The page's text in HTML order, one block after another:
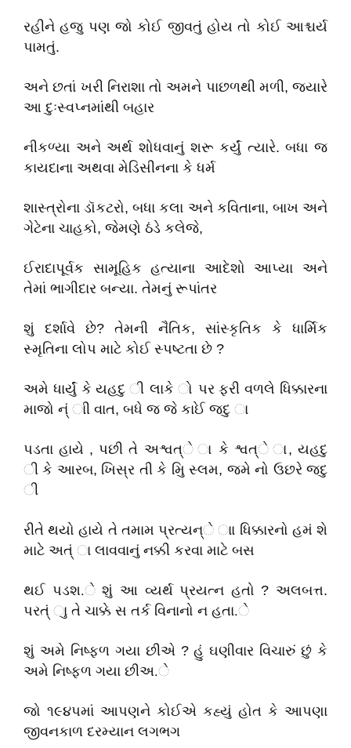
રહીને હજુ પણ જો કોઈ જીવતું હોય તો કોઈ આશ્ચર્ય
પામતું.
અને છતાં ખરી નિરાશા તો અમને પાછળથી મળી, જયારે
આ દુઃસ્વપ્નમાંથી બહાર
નીકળ્યા અને અર્થ શોધવાનું શરૂ કર્યું ત્યારે. બધા જ
કાયદાના અથવા મેડિસીનના કે ધર્મ
શાસ્ત્રોના ડૉકટરો, બધા કલા અને કવિતાના, બાખ અને
ગેટેના ચાહકો, જેમણે ઠંડે કલેજે,
ઈરાદાપૂર્વક સામૂહિક હત્યાના આદેશો આપ્યા અને
તેમાં ભાગીદાર બન્યા. તેમનું રૂપાંતર
શું દર્શાવે છે? તેમની નૈતિક, સાંસ્કૃતિક કે ધાર્મિક
સ્મૃતિના લોપ માટે કોઈ સ્પષ્ટતા છે ?
અમે ધાર્યું કે યહદુ ી લાકે ો પર ફરી વળલે ધિક્કારના
માજો ન્ં ાી વાત, બધે જ જે કાઈે જદુ ા
પડતા હાયે , પછી તે અશ્વત્ે ા કે શ્વત્ે ા, યહદુ
ી કે આરબ, ખિસ્ર તી કે મિુ સ્લમ, જમે નો ઉછરે જદુ
ી
રીતે થયો હાયે તે તમામ પ્રત્યન્ે ાા ધિક્કારનો હમં શે
માટે અત્ં ા લાવવાનું નક્કી કરવા માટે બસ
થઈ પડશ.ે શું આ વ્યર્થ પ્રયત્ન હતો ? અલબત્ત.
પરત્ં ાુ તે ચાક્કે સ તર્ક વિનાનો ન હતા.ે
શું અમે નિષ્ફળ ગયા છીએ ? હું ઘણીવાર વિચારું છું કે
અમે નિષ્ફળ ગયા છીઅ.ે
જો ૧૯૪પમાં આપણને કોઈએ કહ્યું હોત કે આપણા
જીવનકાળ દરમ્યાન લગભગ